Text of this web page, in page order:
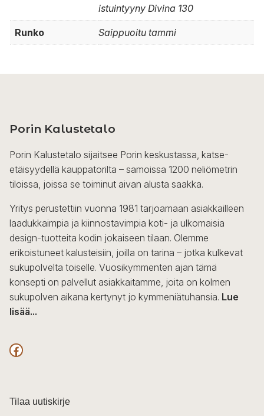
istuintyyny Divina 130
Runko Saippuoitu tammi
Porin Kalustetalo
Porin Kalustetalo sijaitsee Porin keskustassa, katse-
etäisyydellä kauppatorilta – samoissa 1200 neliömetrin
tiloissa, joissa se toiminut aivan alusta saakka.
Yritys perustettiin vuonna 1981 tarjoamaan asiakkailleen
laadukkaimpia ja kiinnostavimpia koti- ja ulkomaisia
design-tuotteita kodin jokaiseen tilaan. Olemme
erikoistuneet kalusteisiin, joilla on tarina – jotka kulkevat
sukupolvelta toiselle. Vuosikymmenten ajan tämä
konsepti on palvellut asiakkaitamme, joita on kolmen
sukupolven aikana kertynyt jo kymmeniätuhansia. Lue
lisää...
F
c
Tilaa uutiskirje